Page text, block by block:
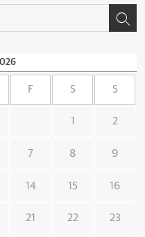
F S S
1 2
7 8 9
14 15 16
21 22 23